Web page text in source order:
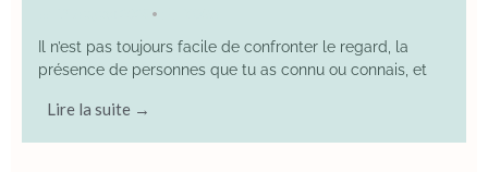
•
Il n’est pas toujours facile de confronter le regard, la
présence de personnes que tu as connu ou connais, et
Lire la suite →